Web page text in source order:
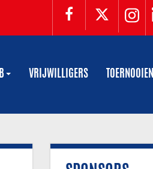
VRIJWILLIGERS TOERNOOIEN